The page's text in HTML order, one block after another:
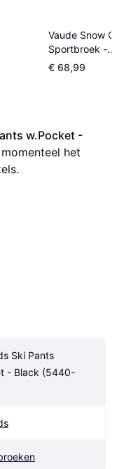
Vaude Snow
Sportbroek -
Donkerblauw/
€ 68,99
w.Pocket -
het
Ski Pants
- Black (5440-